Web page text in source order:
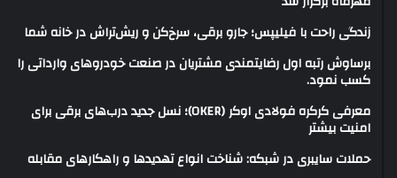
زندگی راحت با فیلیپس؛ جارو برقی، سرخ‌کن و ریش‌تراش در خانه شما
برساوش رتبه اول رضایتمندی مشتریان در صنعت خودروهای وارداتی را
کسب نمود.
معرفی کرکره فولادی اوکر (OKER)؛ نسل جدید درب‌های برقی برای
امنیت بیشتر
حملات سایبری در شبکه: شناخت انواع تهدیدها و راهکارهای مقابله